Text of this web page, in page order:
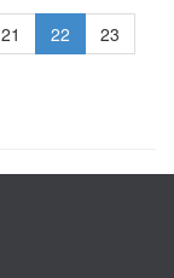
21 22
23